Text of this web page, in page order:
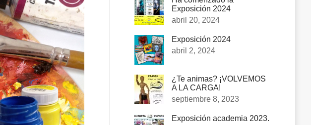
Exposición 2024
abril 20, 2024
Exposición 2024
abril 2, 2024
¿Te animas? ¡VOLVEMOS
A LA CARGA!
septiembre 8, 2023
Exposición academia 2023.